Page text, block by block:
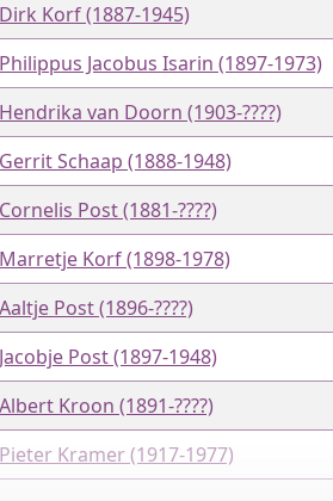
Dirk Korf (1887-1945)
Philippus Jacobus Isarin (1897-1973)
Hendrika van Doorn (1903-????)
Gerrit Schaap (1888-1948)
Cornelis Post (1881-????)
Marretje Korf (1898-1978)
Aaltje Post (1896-????)
Jacobje Post (1897-1948)
Albert Kroon (1891-????)
Pieter Kramer (1917-1977)